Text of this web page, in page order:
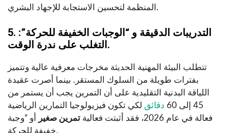
المنظمة لتحسين الاستجابة للإجهاد البشري.
5. التدريبات الدقيقة و “الوجبات الخفيفة للحركة”:
التغلب على ندرة الوقت.
تتطلب البيئة المهنية الحديثة مخرجات معرفية عالية وتتميز
بفترات طويلة من السلوك المستقر. بينما أصرت عقيدة
اللياقة البدنية التقليدية على أن التمرين يجب أن يستمر من
45 إلى 60
دقائق لكي تكون فيزيولوجيا التمارين الرياضية
فعالة في عام 2026، فقد أثبتت فعالية
تمرين صغير
أو “وجبة
خفيفة للحركة.